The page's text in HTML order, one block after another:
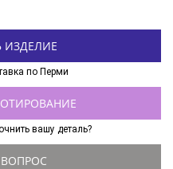
ИЗДЕЛИЕ
по Перми
вашу деталь?